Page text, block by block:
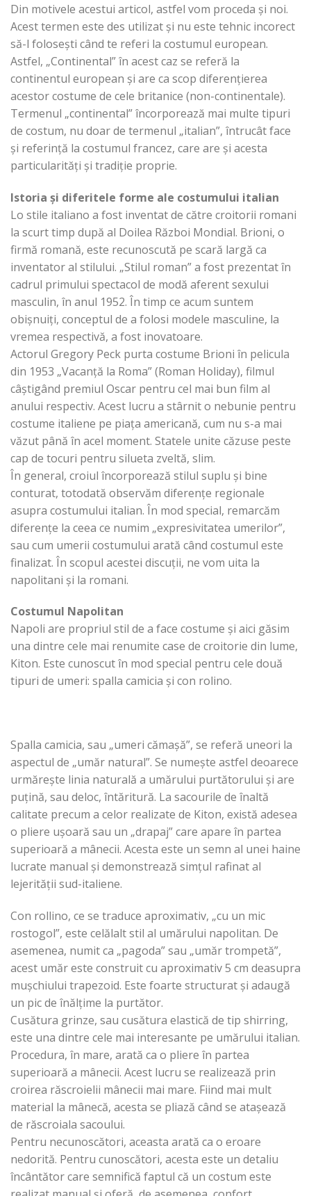
Din motivele acestui articol, astfel vom proceda și noi.
Acest termen este des utilizat și nu este tehnic incorect
să-l folosești când te referi la costumul european.
Astfel, „Continental” în acest caz se referă la
continentul european și are ca scop diferențierea
acestor costume de cele britanice (non-continentale).
Termenul „continental” încorporează mai multe tipuri
de costum, nu doar de termenul „italian”, întrucât face
și referință la costumul francez, care are și acesta
particularități și tradiție proprie.
Istoria și diferitele forme ale costumului italian
Lo stile italiano a fost inventat de către croitorii romani
la scurt timp după al Doilea Război Mondial. Brioni, o
firmă romană, este recunoscută pe scară largă ca
inventator al stilului. „Stilul roman” a fost prezentat în
cadrul primului spectacol de modă aferent sexului
masculin, în anul 1952. În timp ce acum suntem
obișnuiți, conceptul de a folosi modele masculine, la
vremea respectivă, a fost inovatoare.
Actorul Gregory Peck purta costume Brioni în pelicula
din 1953 „Vacanță la Roma” (Roman Holiday), filmul
câștigând premiul Oscar pentru cel mai bun film al
anului respectiv. Acest lucru a stârnit o nebunie pentru
costume italiene pe piața americană, cum nu s-a mai
văzut până în acel moment. Statele unite căzuse peste
cap de tocuri pentru silueta zveltă, slim.
În general, croiul încorporează stilul suplu și bine
conturat, totodată observăm diferențe regionale
asupra costumului italian. În mod special, remarcăm
diferențe la ceea ce numim „expresivitatea umerilor”,
sau cum umerii costumului arată când costumul este
finalizat. În scopul acestei discuții, ne vom uita la
napolitani și la romani.
Costumul Napolitan
Napoli are propriul stil de a face costume și aici găsim
una dintre cele mai renumite case de croitorie din lume,
Kiton. Este cunoscut în mod special pentru cele două
tipuri de umeri: spalla camicia și con rolino.
Spalla camicia, sau „umeri cămașă”, se referă uneori la
aspectul de „umăr natural”. Se numește astfel deoarece
urmărește linia naturală a umărului purtătorului și are
puțină, sau deloc, întăritură. La sacourile de înaltă
calitate precum a celor realizate de Kiton, există adesea
o pliere ușoară sau un „drapaj” care apare în partea
superioară a mânecii. Acesta este un semn al unei haine
lucrate manual și demonstrează simțul rafinat al
lejerității sud-italiene.
Con rollino, ce se traduce aproximativ, „cu un mic
rostogol”, este celălalt stil al umărului napolitan. De
asemenea, numit ca „pagoda” sau „umăr trompetă”,
acest umăr este construit cu aproximativ 5 cm deasupra
mușchiului trapezoid. Este foarte structurat și adaugă
un pic de înălțime la purtător.
Cusătura grinze, sau cusătura elastică de tip shirring,
este una dintre cele mai interesante pe umărului italian.
Procedura, în mare, arată ca o pliere în partea
superioară a mânecii. Acest lucru se realizează prin
croirea răscroielii mânecii mai mare. Fiind mai mult
material la mânecă, acesta se pliază când se atașează
de răscroiala sacoului.
Pentru necunoscători, aceasta arată ca o eroare
nedorită. Pentru cunoscători, acesta este un detaliu
încântător care semnifică faptul că un costum este